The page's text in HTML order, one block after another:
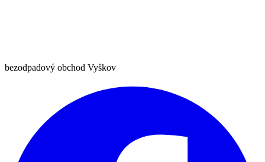
bezodpadový obchod Vyškov